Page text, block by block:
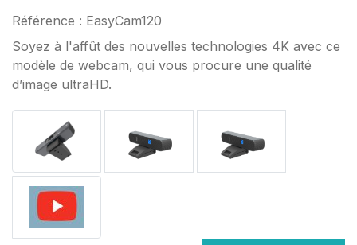
Référence : EasyCam120
Soyez à l'affût des nouvelles technologies 4K avec ce
modèle de webcam, qui vous procure une qualité
d’image ultraHD.